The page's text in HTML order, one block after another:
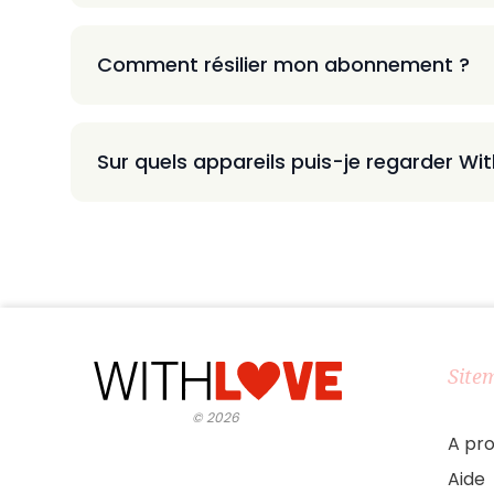
Comment résilier mon abonnement ?
Sur quels appareils puis-je regarder
©2026
A
Aide